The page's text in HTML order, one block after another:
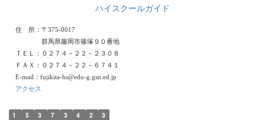
ハイスクールガイド
住 所：〒375-0017
群馬県藤岡市篠塚９０番地
ＴＥＬ：０２７４－２２－２３０８
ＦＡＸ：０２７４－２２－６７４１
E-mail：fujikita-hs@edu-g.gsn.ed.jp
アクセス
1 5 3 7 3 4 2 3